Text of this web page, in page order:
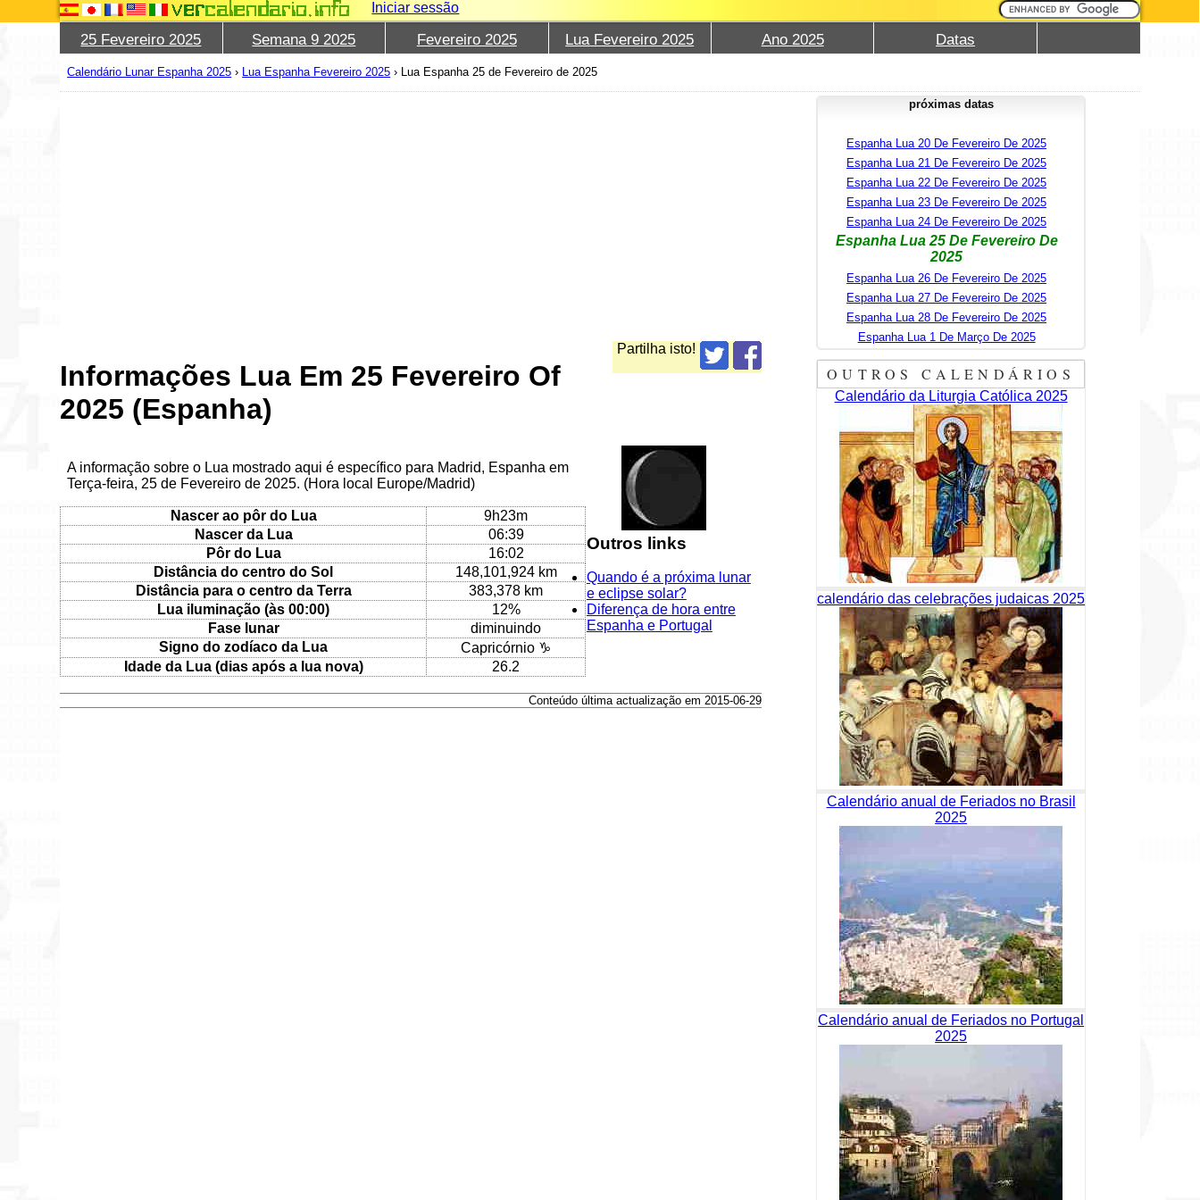
Iniciar sessão
25 Fevereiro 2025 Semana 9 2025 Fevereiro 2025 Lua Fevereiro 2025 Ano 2025 Datas
Calendário Lunar Espanha 2025 › Lua Espanha Fevereiro 2025 › Lua Espanha 25 de Fevereiro de 2025
Partilha isto!
Informações Lua Em 25 Fevereiro Of
2025 (Espanha)
A informação sobre o Lua mostrado aqui é específico para Madrid, Espanha em
Terça-feira, 25 de Fevereiro de 2025. (Hora local Europe/Madrid)
Nascer ao pôr do Lua
9h23m
Nascer da Lua
06:39
Pôr do Lua
16:02
Distância do centro do Sol
148,101,924 km
Distância para o centro da Terra
383,378 km
Lua iluminação (às 00:00)
12%
Fase lunar
diminuindo
Signo do zodíaco da Lua
Capricórnio ♑
Idade da Lua (dias após a lua nova)
26.2
Outros links
Quando é a próxima lunar
e eclipse solar?
Diferença de hora entre
Espanha e Portugal
Conteúdo última actualização em 2015-06-29
próximas datas
Espanha Lua 20 De Fevereiro De 2025
Espanha Lua 21 De Fevereiro De 2025
Espanha Lua 22 De Fevereiro De 2025
Espanha Lua 23 De Fevereiro De 2025
Espanha Lua 24 De Fevereiro De 2025
Espanha Lua 25 De Fevereiro De
2025
Espanha Lua 26 De Fevereiro De 2025
Espanha Lua 27 De Fevereiro De 2025
Espanha Lua 28 De Fevereiro De 2025
Espanha Lua 1 De Março De 2025
OUTROS CALENDÁRIOS
Calendário da Liturgia Católica 2025
calendário das celebrações judaicas 2025
Calendário anual de Feriados no Brasil
2025
Calendário anual de Feriados no Portugal
2025